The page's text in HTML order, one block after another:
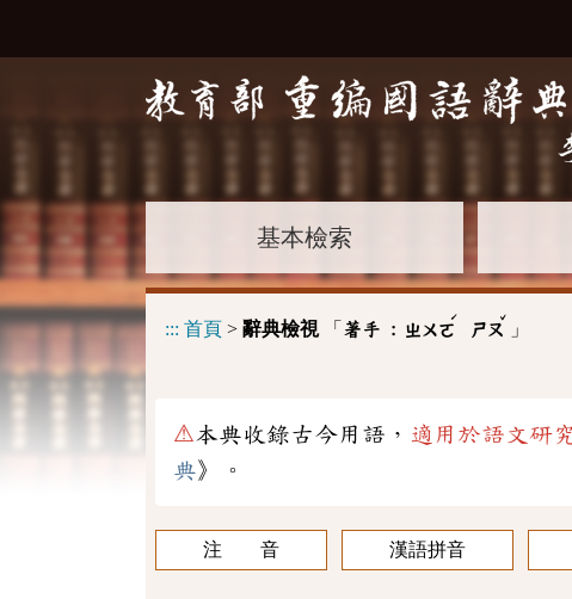
基本檢索
::: 首頁 > 辭典檢視「 著手 : ㄓㄨㄛ
ˊ
ㄕㄡ
ˇ
」
⚠本典收錄古今用語， 適用於語文研
典》。
注 音 漢語拼音